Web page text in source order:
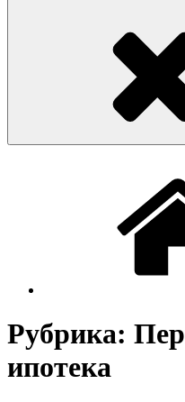
Рубрика:
ипотека